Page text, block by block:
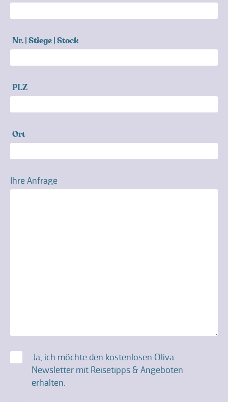
Nr. | Stiege | Stock
PLZ
Ort
Ihre Anfrage
Einwilligung
Ja, ich möchte den kostenlosen Oliva-
Newsletter mit Reisetipps & Angeboten
erhalten.